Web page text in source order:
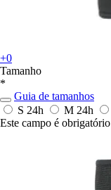
+0
Tamanho
*
Guia de tamanhos
S 24h M 24h
Este campo é obrigatório